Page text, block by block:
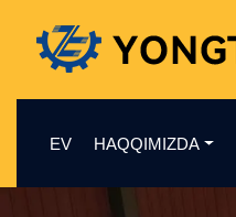
EV HAQQIMIZDA